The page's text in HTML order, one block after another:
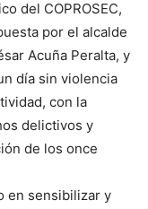
del COPROSEC,
por el alcalde
Acuña Peralta, y
día sin violencia
con la
delictivos y
de los once
en sensibilizar y